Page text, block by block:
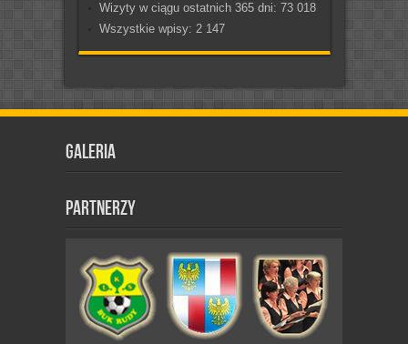
Wizyty w ciągu ostatnich 365 dni: 73 018
Wszystkie wpisy: 2 147
Galeria
Partnerzy